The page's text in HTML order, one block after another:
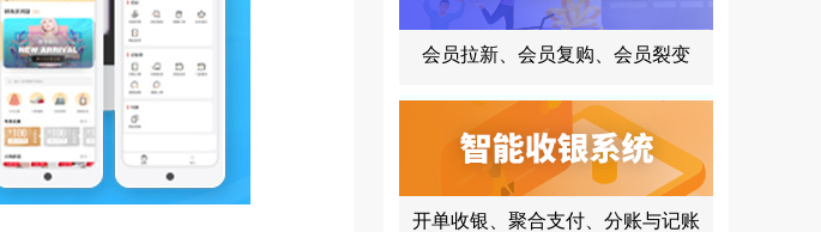
会员拉新、会员复购、会员裂变
开单收银、聚合支付、分账与记账